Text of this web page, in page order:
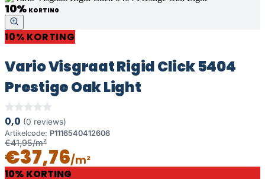
10% KORTING
10% KORTING
Vario Visgraat Rigid Click 5404
Prestige Oak Light
0,0 (0 reviews)
Artikelcode: P1116540412606
€41,95/m²
€37,76/m²
10% KORTING